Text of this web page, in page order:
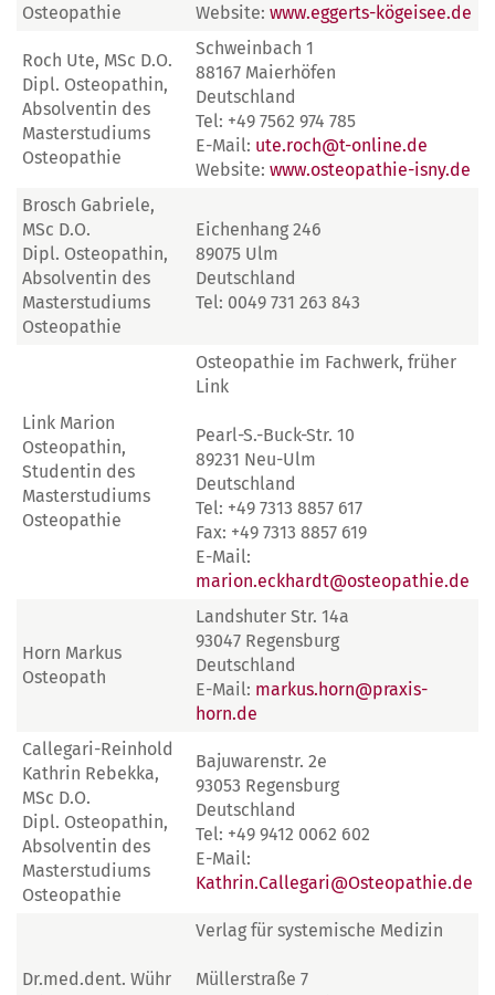
Osteopathie
Website: www.eggerts-kögeisee.de
Roch Ute, MSc D.O.
Dipl. Osteopathin,
Absolventin des
Masterstudiums
Osteopathie
Schweinbach 1
88167 Maierhöfen
Deutschland
Tel: +49 7562 974 785
E-Mail: ute.roch@t-online.de
Website: www.osteopathie-isny.de
Brosch Gabriele,
MSc D.O.
Dipl. Osteopathin,
Absolventin des
Masterstudiums
Osteopathie
Eichenhang 246
89075 Ulm
Deutschland
Tel: 0049 731 263 843
Link Marion
Osteopathin,
Studentin des
Masterstudiums
Osteopathie
Osteopathie im Fachwerk, früher
Link
Pearl-S.-Buck-Str. 10
89231 Neu-Ulm
Deutschland
Tel: +49 7313 8857 617
Fax: +49 7313 8857 619
E-Mail:
marion.eckhardt@osteopathie.de
Horn Markus
Osteopath
Landshuter Str. 14a
93047 Regensburg
Deutschland
E-Mail: markus.horn@praxis-
horn.de
Callegari-Reinhold
Kathrin Rebekka,
MSc D.O.
Dipl. Osteopathin,
Absolventin des
Masterstudiums
Osteopathie
Bajuwarenstr. 2e
93053 Regensburg
Deutschland
Tel: +49 9412 0062 602
E-Mail:
Kathrin.Callegari@Osteopathie.de
Dr.med.dent. Wühr
Verlag für systemische Medizin
Müllerstraße 7